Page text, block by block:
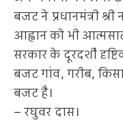
बजट ने प्रधानमंत्री
आह्वान को भी
सरकार के दूरदर्शी
बजट गांव, गरीब,
बजट है।
– रघुवर दास।